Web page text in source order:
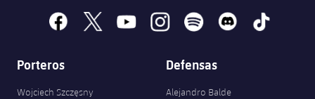
facebook
x youtubeinstagramspotify discord tiktok
Porteros
Wojciech Szczęsny
Defensas
Alejandro Balde